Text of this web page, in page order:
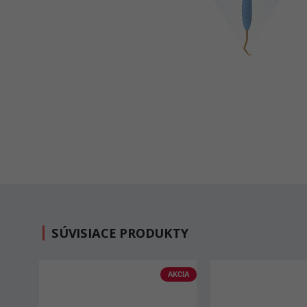
SÚVISIACE PRODUKTY